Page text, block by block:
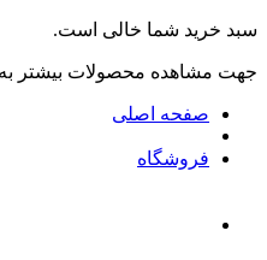
سبد خرید شما خالی است.
جهت مشاهده محصولات بیشتر به
صفحه اصلی
فروشگاه